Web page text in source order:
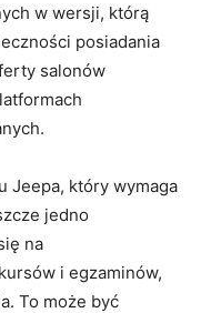
w wersji, którą
posiadania
salonów
Jeepa,​ który ‌wymaga
jedno
na
i egzaminów,
To może być